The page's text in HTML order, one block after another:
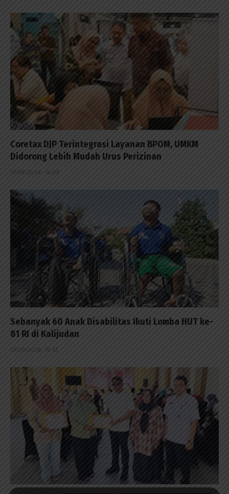
Coretax DJP Terintegrasi Layanan BPOM, UMKM
Didorong Lebih Mudah Urus Perizinan
07/08/2026 - 16:09
Sebanyak 60 Anak Disabilitas Ikuti Lomba HUT ke-
81 RI di Kalijudan
07/08/2026 - 15:53